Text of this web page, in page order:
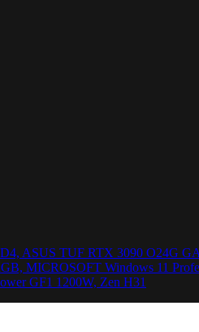
ASUS TUF RTX 3090 O24G
MICROSOFT Windows 11
GF1 1200W, Zen H31